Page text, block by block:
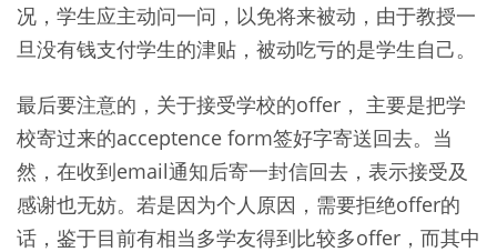
况，学生应主动问一问，以免将来被动，由于教授一
旦没有钱支付学生的津贴，被动吃亏的是学生自己。
最后要注意的，关于接受学校的offer， 主要是把学
校寄过来的acceptence form签好字寄送回去。当
然，在收到email通知后寄一封信回去，表示接受及
感谢也无妨。若是因为个人原因，需要拒绝offer的
话，鉴于目前有相当多学友得到比较多offer，而其中